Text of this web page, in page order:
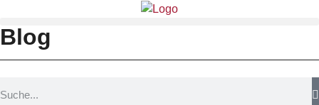
Blog